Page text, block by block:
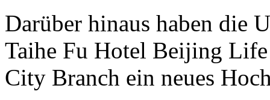
Darüber hinaus haben die
Taihe Fu Hotel Beijing Life
City Branch ein neues